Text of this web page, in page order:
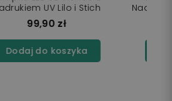
Little Pony Pinkie Pie
99,90 zł
Dodaj do koszyka